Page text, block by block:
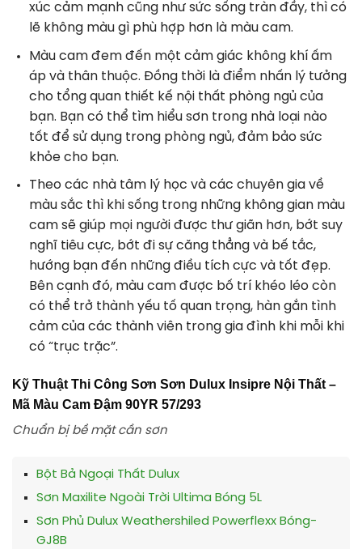
xúc cảm mạnh cũng như sức sống tràn đầy, thì có
lẽ không màu gì phù hợp hơn là màu cam.
Màu cam đem đến một cảm giác không khí ấm
áp và thân thuộc. Đồng thời là điểm nhấn lý tưởng
cho tổng quan thiết kế nội thất phòng ngủ của
bạn. Bạn có thể tìm hiểu sơn trong nhà loại nào
tốt để sử dụng trong phòng ngủ, đảm bảo sức
khỏe cho bạn.
Theo các nhà tâm lý học và các chuyên gia về
màu sắc thì khi sống trong những không gian màu
cam sẽ giúp mọi người được thư giãn hơn, bớt suy
nghĩ tiêu cực, bớt đi sự căng thẳng và bế tắc,
hướng bạn đến những điều tích cực và tốt đẹp.
Bên cạnh đó, màu cam được bố trí khéo léo còn
có thể trở thành yếu tố quan trọng, hàn gắn tình
cảm của các thành viên trong gia đình khi mỗi khi
có “trục trặc”.
Kỹ Thuật Thi Công Sơn Sơn Dulux Insipre Nội Thất –
Mã Màu Cam Đậm 90YR 57/293
Chuẩn bị bề mặt cần sơn
Bột Bả Ngoại Thất Dulux
Sơn Maxilite Ngoài Trời Ultima Bóng 5L
Sơn Phủ Dulux Weathershiled Powerflexx Bóng-
GJ8B